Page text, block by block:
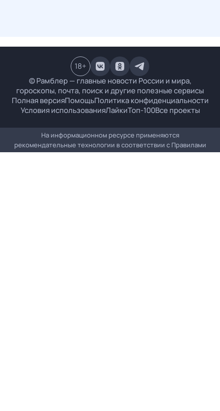
© Рамблер — главные новости России и мира,
гороскопы, почта, поиск и другие полезные сервисы
Полная версияПомощьПолитика конфиденциальности
Условия использованияЛайкиТоп-100Все проекты
18+
На информационном ресурсе применяются
рекомендательные технологии в соответствии с Правилами